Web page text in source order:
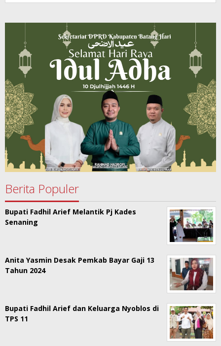
Berita Populer
Bupati Fadhil Arief Melantik Pj Kades
Senaning
Anita Yasmin Desak Pemkab Bayar Gaji 13
Tahun 2024
Bupati Fadhil Arief dan Keluarga Nyoblos di
TPS 11